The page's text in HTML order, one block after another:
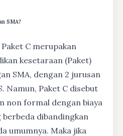
SMA?
C merupakan
kesetaraan (Paket)
SMA, dengan 2 jurusan
Namun, Paket C disebut
non formal dengan biaya
berbeda dibandingkan
umumnya. Maka jika